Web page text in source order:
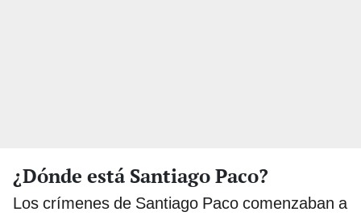
¿Dónde está Santiago Paco?
Los crímenes de Santiago Paco comenzaban a